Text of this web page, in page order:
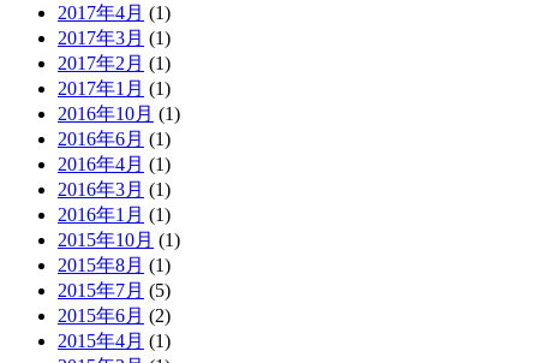
2017年4月 (1)
2017年3月 (1)
2017年2月 (1)
2017年1月 (1)
2016年10月 (1)
2016年6月 (1)
2016年4月 (1)
2016年3月 (1)
2016年1月 (1)
2015年10月 (1)
2015年8月 (1)
2015年7月 (5)
2015年6月 (2)
2015年4月 (1)